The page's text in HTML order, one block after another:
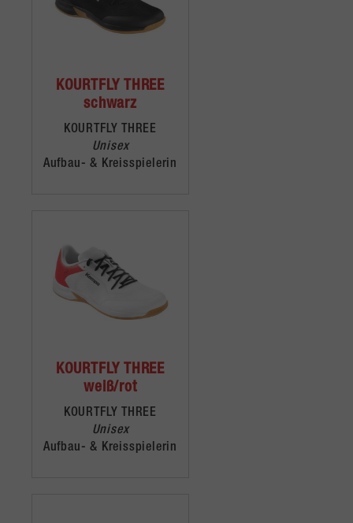
KOURTFLY THREE
schwarz
KOURTFLY THREE
Unisex
Aufbau- & Kreisspielerin
KOURTFLY THREE
weiß/rot
KOURTFLY THREE
Unisex
Aufbau- & Kreisspielerin